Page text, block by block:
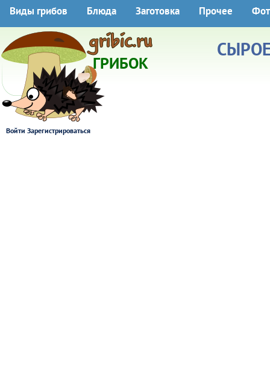
Виды грибов Блюда Заготовка Прочее
ГРИБОК
Войти Зарегистрироваться